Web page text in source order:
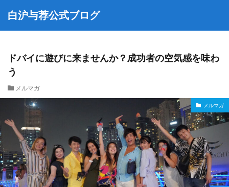
白沪与荐公式ブログ
ドバイに遊びに来ませんか？成功者の空気感を味わ
う
メルマガ
メルマガ